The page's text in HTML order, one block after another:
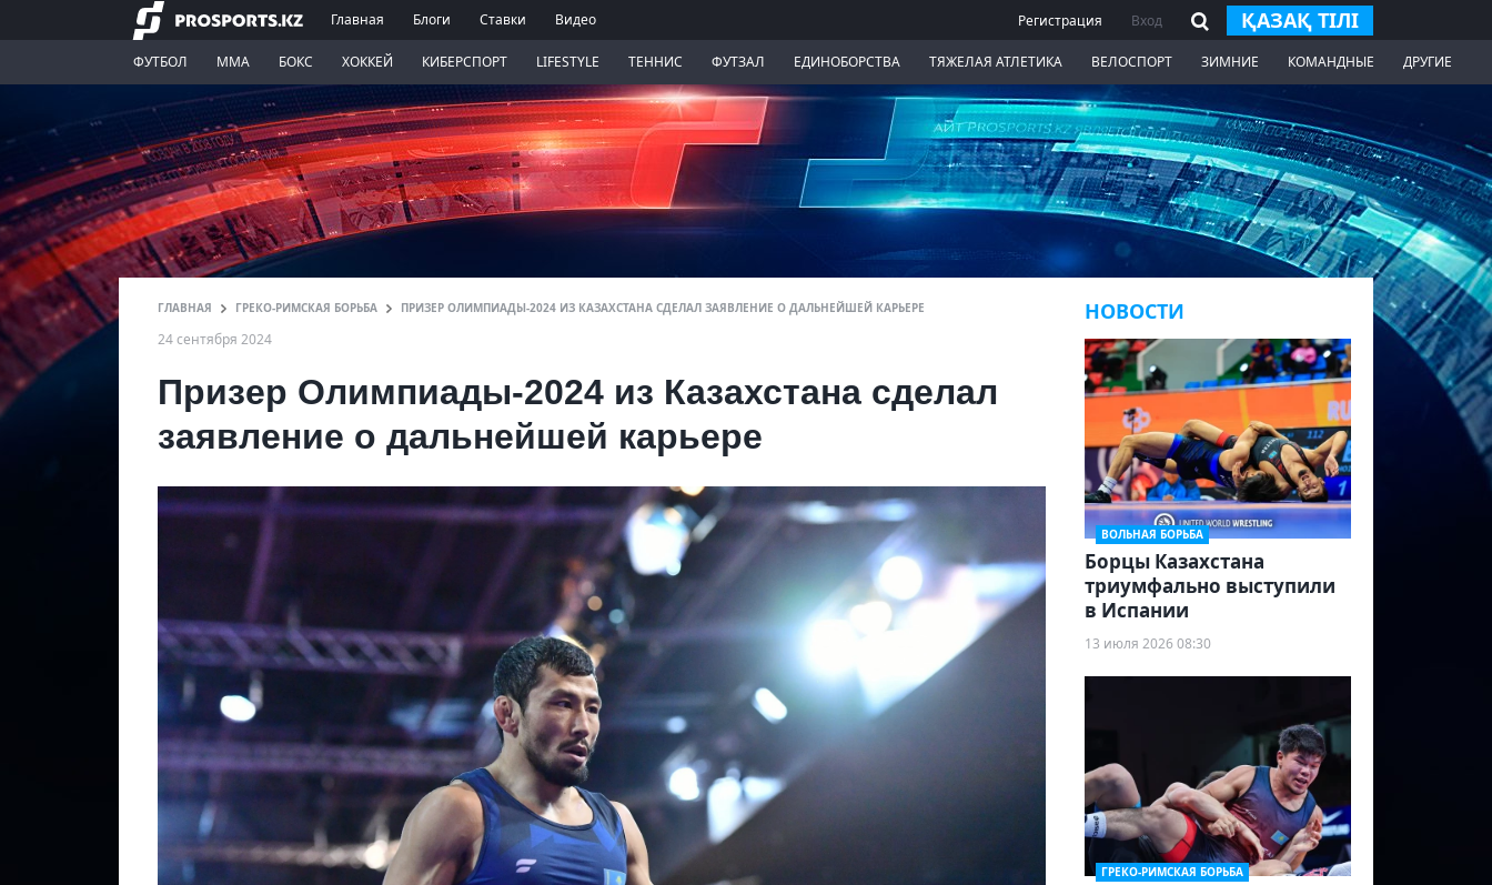
Главная Блоги Ставки Видео Регистрация Вход ҚАЗАҚ ТІЛІ
ФУТБОЛ ММА БОКС ХОККЕЙ КИБЕРСПОРТ LIFESTYLE ТЕННИС ФУТЗАЛ ЕДИНОБОРСТВА ТЯЖЕЛАЯ АТЛЕТИКА ВЕЛОСПОРТ ЗИМНИЕ КОМАНДНЫЕ ДРУГИЕ
ГЛАВНАЯ ГРЕКО-РИМСКАЯ БОРЬБА ПРИЗЕР ОЛИМПИАДЫ-2024 ИЗ КАЗАХСТАНА СДЕЛАЛ ЗАЯВЛЕНИЕ О ДАЛЬНЕЙШЕЙ КАРЬЕРЕ
24 сентября 2024
Призер Олимпиады-2024 из Казахстана сделал
заявление о дальнейшей карьере
НОВОСТИ
ВОЛЬНАЯ БОРЬБА
Борцы Казахстана
триумфально выступили
в Испании
13 июля 2026 08:30
ГРЕКО-РИМСКАЯ БОРЬБА